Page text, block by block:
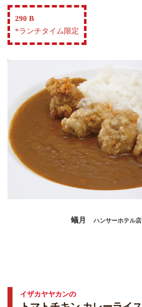
290 B
*ランチタイム限定
蟻月 ハンサーホテル店
イザカヤヤカンの